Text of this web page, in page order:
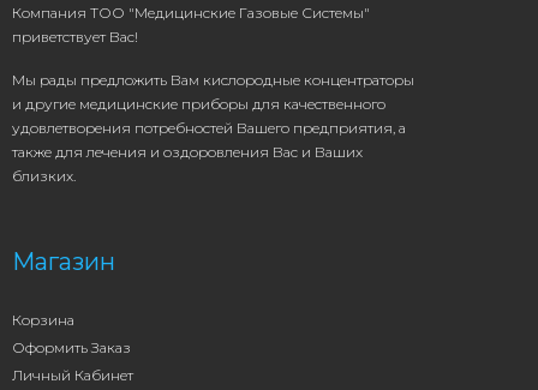
Компания ТОО "Медицинские Газовые Системы"
приветствует Вас!
Мы рады предложить Вам кислородные концентраторы
и другие медицинские приборы для качественного
удовлетворения потребностей Вашего предприятия, а
также для лечения и оздоровления Вас и Ваших
близких.
Магазин
Корзина
Оформить Заказ
Личный Кабинет